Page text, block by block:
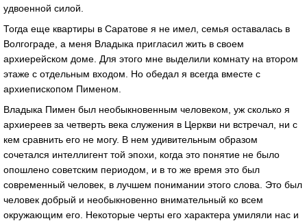
удвоенной силой.
Тогда еще квартиры в Саратове я не имел, семья оставалась в
Волгограде, а меня Владыка пригласил жить в своем
архиерейском доме. Для этого мне выделили комнату на втором
этаже с отдельным входом. Но обедал я всегда вместе с
архиепископом Пименом.
Владыка Пимен был необыкновенным человеком, уж сколько я
архиереев за четверть века служения в Церкви ни встречал, ни с
кем сравнить его не могу. В нем удивительным образом
сочетался интеллигент той эпохи, когда это понятие не было
опошлено советским периодом, и в то же время это был
современный человек, в лучшем понимании этого слова. Это был
человек добрый и необыкновенно внимательный ко всем
окружающим его. Некоторые черты его характера умиляли нас и